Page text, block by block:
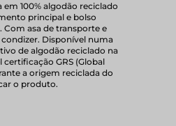
100% algodão reciclado
principal e bolso
asa de transporte e
Disponível numa
de algodão reciclado na
GRS (Global
a origem reciclada do
o produto.